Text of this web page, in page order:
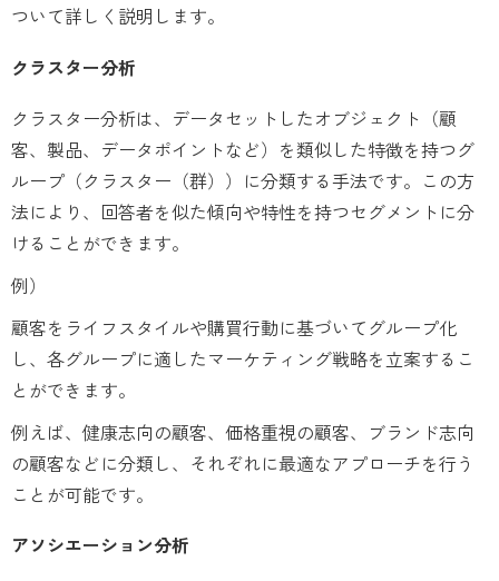
ついて詳しく説明します。
クラスター分析
クラスター分析は、データセットしたオブジェクト（顧
客、製品、データポイントなど）を類似した特徴を持つグ
ループ（クラスター（群））に分類する手法です。この方
法により、回答者を似た傾向や特性を持つセグメントに分
けることができます。
例）
顧客をライフスタイルや購買行動に基づいてグループ化
し、各グループに適したマーケティング戦略を立案するこ
とができます。
例えば、健康志向の顧客、価格重視の顧客、ブランド志向
の顧客などに分類し、それぞれに最適なアプローチを行う
ことが可能です。
アソシエーション分析